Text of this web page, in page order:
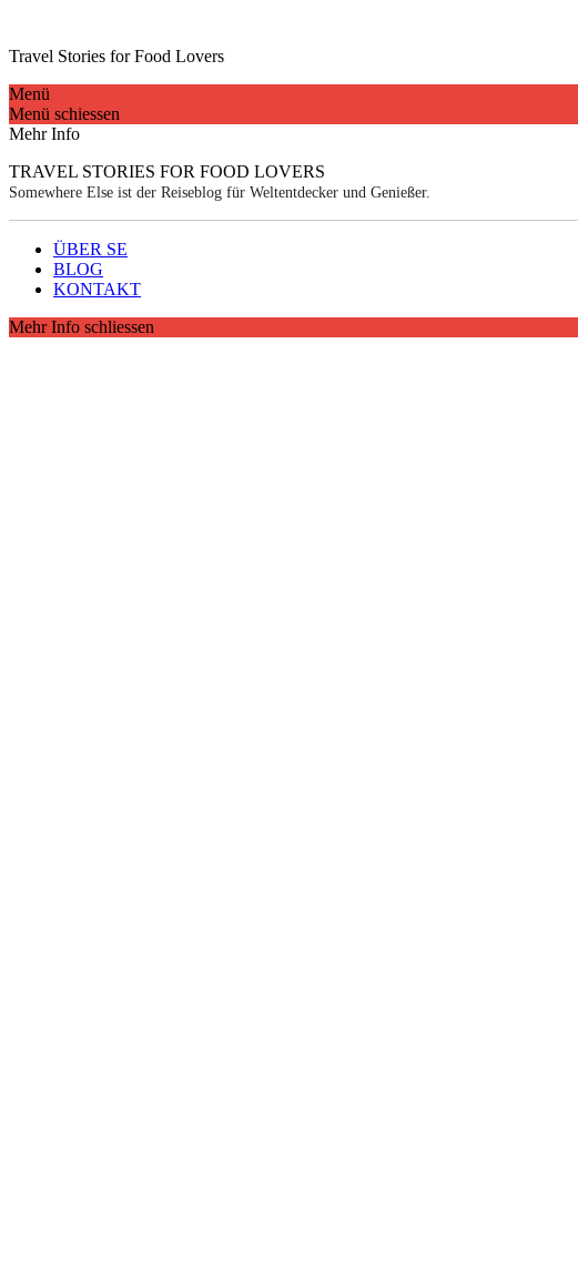
Travel Stories for Food Lovers
Menü
Menü schiessen
Mehr Info
TRAVEL STORIES FOR FOOD LOVERS
Somewhere Else ist der Reiseblog für Weltentdecker und Genießer.
ÜBER SE
BLOG
KONTAKT
Mehr Info schliessen